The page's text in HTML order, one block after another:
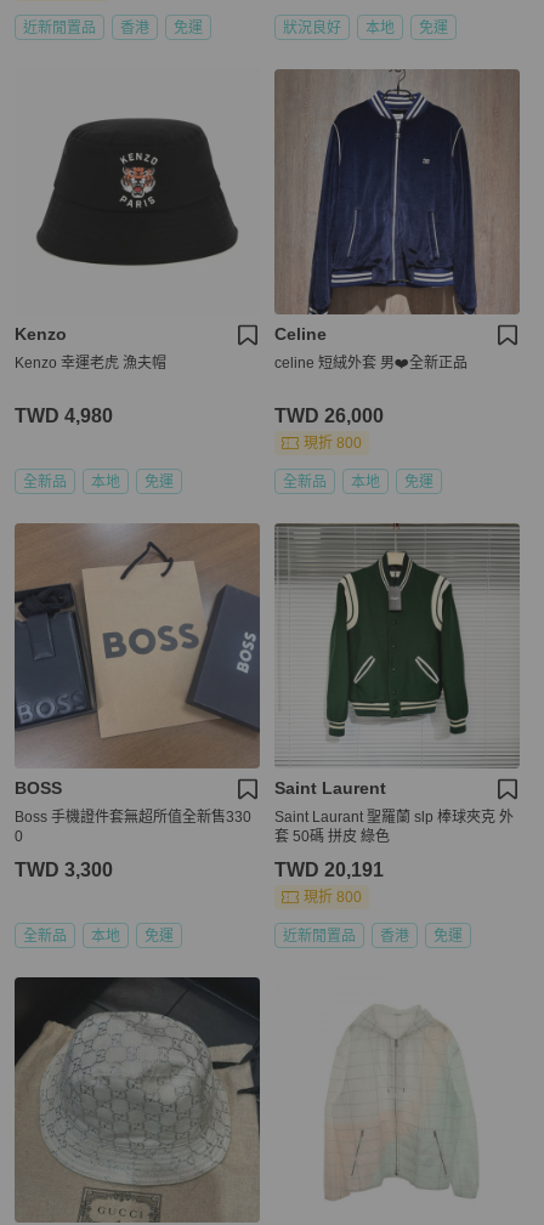
近新閒置品 香港 免運 狀況良好 本地 免運
Kenzo
Kenzo 幸運老虎 漁夫帽
TWD 4,980
全新品 本地 免運
Celine
celine 短絨外套 男❤️全新正品
TWD 26,000
現折 800
全新品 本地 免運
BOSS
Boss 手機證件套無超所值全新售330
0
TWD 3,300
全新品 本地 免運
Saint Laurent
Saint Laurant 聖羅蘭 slp 棒球夾克 外
套 50碼 拼皮 綠色
TWD 20,191
現折 800
近新閒置品 香港 免運